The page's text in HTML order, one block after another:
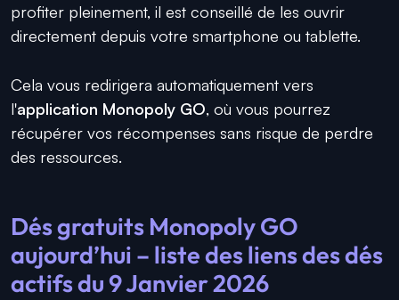
profiter pleinement, il est conseillé de les ouvrir
directement depuis votre smartphone ou tablette.
Cela vous redirigera automatiquement vers
l'application Monopoly GO, où vous pourrez
récupérer vos récompenses sans risque de perdre
des ressources.
Dés gratuits Monopoly GO
aujourd’hui – liste des liens des dés
actifs du 9 Janvier 2026